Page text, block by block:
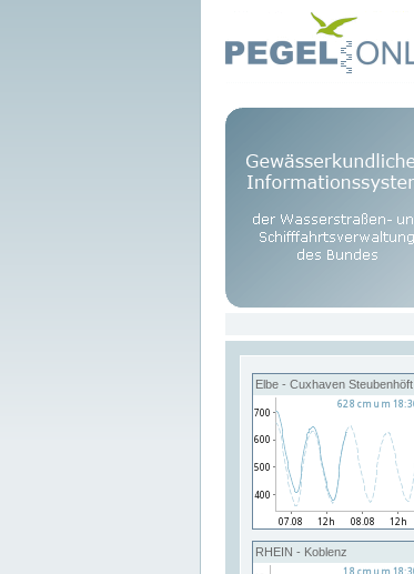
Elbe - Cuxhaven Steubenhöft
RHEIN - Koblenz